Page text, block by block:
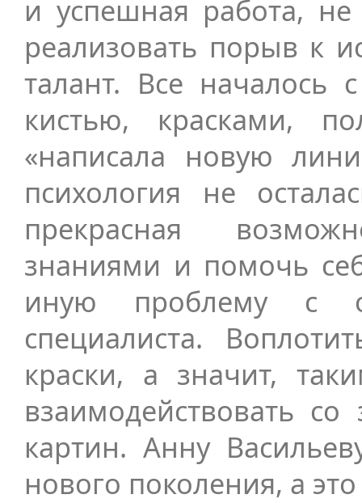
и успешная работа,
реализовать порыв к
талант. Все началось
кистью, красками,
«написала новую
психология не
прекрасная
знаниями и помочь
иную проблему с
специалиста.
краски, а значит,
взаимодействовать
картин. Анну
нового поколения, а